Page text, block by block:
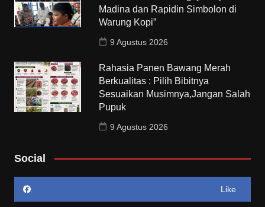
Madina dan Rapidin Simbolon di
Warung Kopi”
9 Agustus 2026
Rahasia Panen Bawang Merah
Berkualitas : Pilih Bibitnya
Sesuaikan Musimnya,Jangan Salah
Pupuk
9 Agustus 2026
Social
Like